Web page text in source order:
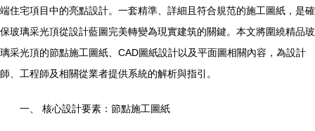
端住宅項目中的亮點設計。一套精準、詳細且符合規范的施工圖紙，是確
保玻璃采光頂從設計藍圖完美轉變為現實建筑的關鍵。本文將圍繞精品玻
璃采光頂的節點施工圖紙、CAD圖紙設計以及平面圖相關內容，為設計
師、工程師及相關從業者提供系統的解析與指引。
一、 核心設計要素：節點施工圖紙